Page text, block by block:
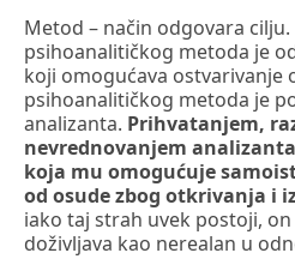
Metod – način odgovara cilju.
psihoanalitičkog metoda je
koji omogućava ostvarivanje
psihoanalitičkog metoda je
analizanta. Prihvatanjem,
nevrednovanjem
koja mu omogućuje
od osude zbog otkrivanja i
iako taj strah uvek postoji,
doživljava kao nerealan u